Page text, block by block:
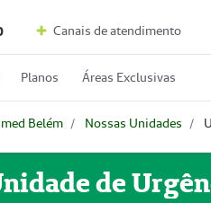
Canais de atendimento
Planos Áreas Exclusivas
Belém Nossas Unidades
de